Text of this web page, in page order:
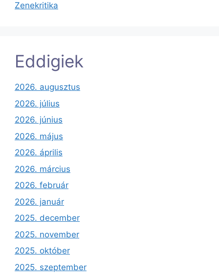
Zenekritika
Eddigiek
2026. augusztus
2026. július
2026. június
2026. május
2026. április
2026. március
2026. február
2026. január
2025. december
2025. november
2025. október
2025. szeptember